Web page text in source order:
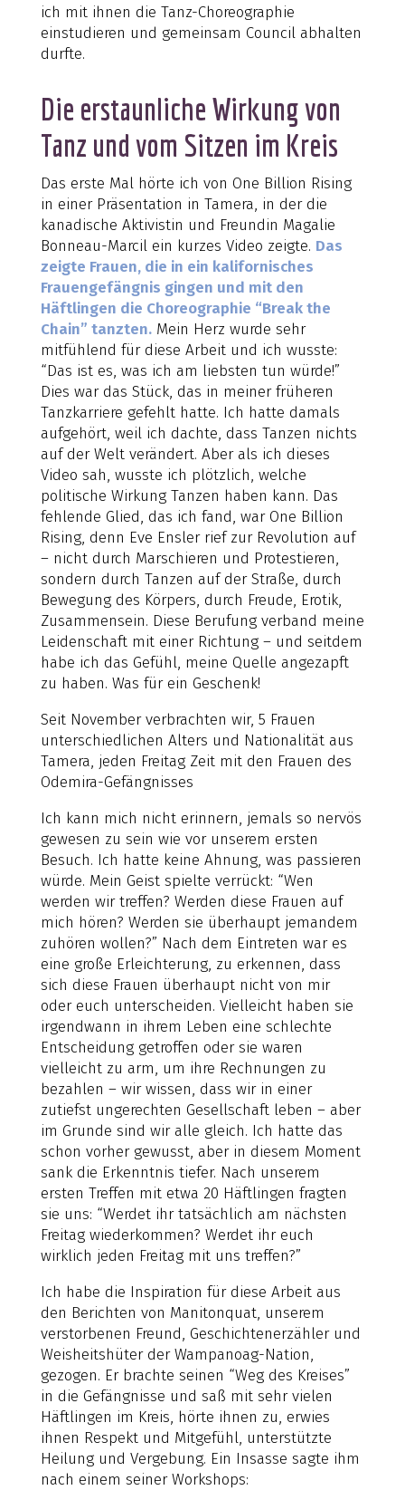
ich mit ihnen die Tanz-Choreographie
einstudieren und gemeinsam Council abhalten
durfte.
Die erstaunliche Wirkung von
Tanz und vom Sitzen im Kreis
Das erste Mal hörte ich von One Billion Rising
in einer Präsentation in Tamera, in der die
kanadische Aktivistin und Freundin Magalie
Bonneau-Marcil ein kurzes Video zeigte. Das
zeigte Frauen, die in ein kalifornisches
Frauengefängnis gingen und mit den
Häftlingen die Choreographie “Break the
Chain” tanzten.Mein Herz wurde sehr
mitfühlend für diese Arbeit und ich wusste:
“Das ist es, was ich am liebsten tun würde!”
Dies war das Stück, das in meiner früheren
Tanzkarriere gefehlt hatte. Ich hatte damals
aufgehört, weil ich dachte, dass Tanzen nichts
auf der Welt verändert. Aber als ich dieses
Video sah, wusste ich plötzlich, welche
politische Wirkung Tanzen haben kann. Das
fehlende Glied, das ich fand, war One Billion
Rising, denn Eve Ensler rief zur Revolution auf
– nicht durch Marschieren und Protestieren,
sondern durch Tanzen auf der Straße, durch
Bewegung des Körpers, durch Freude, Erotik,
Zusammensein. Diese Berufung verband meine
Leidenschaft mit einer Richtung – und seitdem
habe ich das Gefühl, meine Quelle angezapft
zu haben. Was für ein Geschenk!
Seit November verbrachten wir, 5 Frauen
unterschiedlichen Alters und Nationalität aus
Tamera, jeden Freitag Zeit mit den Frauen des
Odemira-Gefängnisses
Ich kann mich nicht erinnern, jemals so nervös
gewesen zu sein wie vor unserem ersten
Besuch. Ich hatte keine Ahnung, was passieren
würde. Mein Geist spielte verrückt: “Wen
werden wir treffen? Werden diese Frauen auf
mich hören? Werden sie überhaupt jemandem
zuhören wollen?” Nach dem Eintreten war es
eine große Erleichterung, zu erkennen, dass
sich diese Frauen überhaupt nicht von mir
oder euch unterscheiden. Vielleicht haben sie
irgendwann in ihrem Leben eine schlechte
Entscheidung getroffen oder sie waren
vielleicht zu arm, um ihre Rechnungen zu
bezahlen – wir wissen, dass wir in einer
zutiefst ungerechten Gesellschaft leben – aber
im Grunde sind wir alle gleich. Ich hatte das
schon vorher gewusst, aber in diesem Moment
sank die Erkenntnis tiefer. Nach unserem
ersten Treffen mit etwa 20 Häftlingen fragten
sie uns: “Werdet ihr tatsächlich am nächsten
Freitag wiederkommen? Werdet ihr euch
wirklich jeden Freitag mit uns treffen?”
Ich habe die Inspiration für diese Arbeit aus
den Berichten von Manitonquat, unserem
verstorbenen Freund, Geschichtenerzähler und
Weisheitshüter der Wampanoag-Nation,
gezogen. Er brachte seinen “Weg des Kreises”
in die Gefängnisse und saß mit sehr vielen
Häftlingen im Kreis, hörte ihnen zu, erwies
ihnen Respekt und Mitgefühl, unterstützte
Heilung und Vergebung. Ein Insasse sagte ihm
nach einem seiner Workshops: